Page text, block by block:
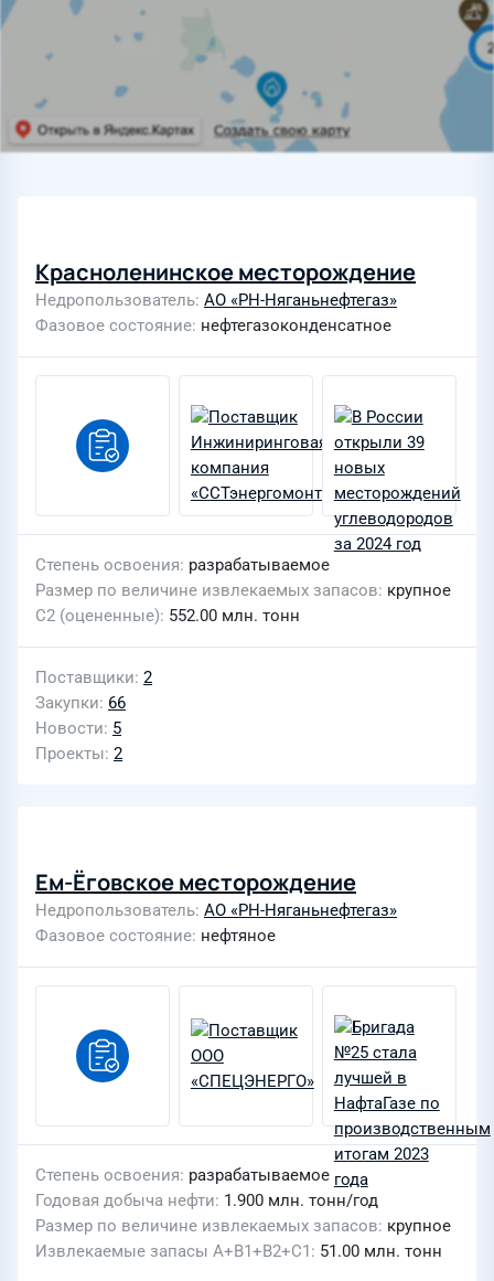
Красноленинское месторождение
Недропользователь АО «РН-Няганьнефтегаз»
Фазовое состояние нефтегазоконденсатное
Степень освоения разрабатываемое
Размер по величине извлекаемых запасов крупное
С2 (оцененные) 552.00 млн. тонн
Поставщики 2
Закупки 66
Новости 5
Проекты 2
Ем-Ёговское месторождение
Недропользователь АО «РН-Няганьнефтегаз»
Фазовое состояние нефтяное
Степень освоения разрабатываемое
Годовая добыча нефти 1.900 млн. тонн/год
Размер по величине извлекаемых запасов крупное
Извлекаемые запасы A+B1+B2+C1
51.00 млн. тонн